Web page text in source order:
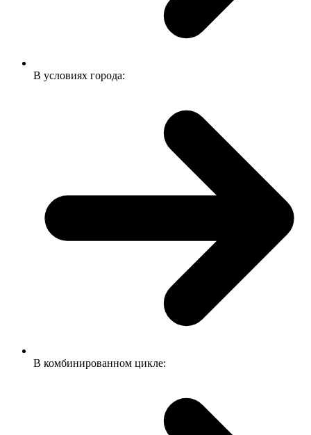
В условиях города:
В комбинированном цикле: